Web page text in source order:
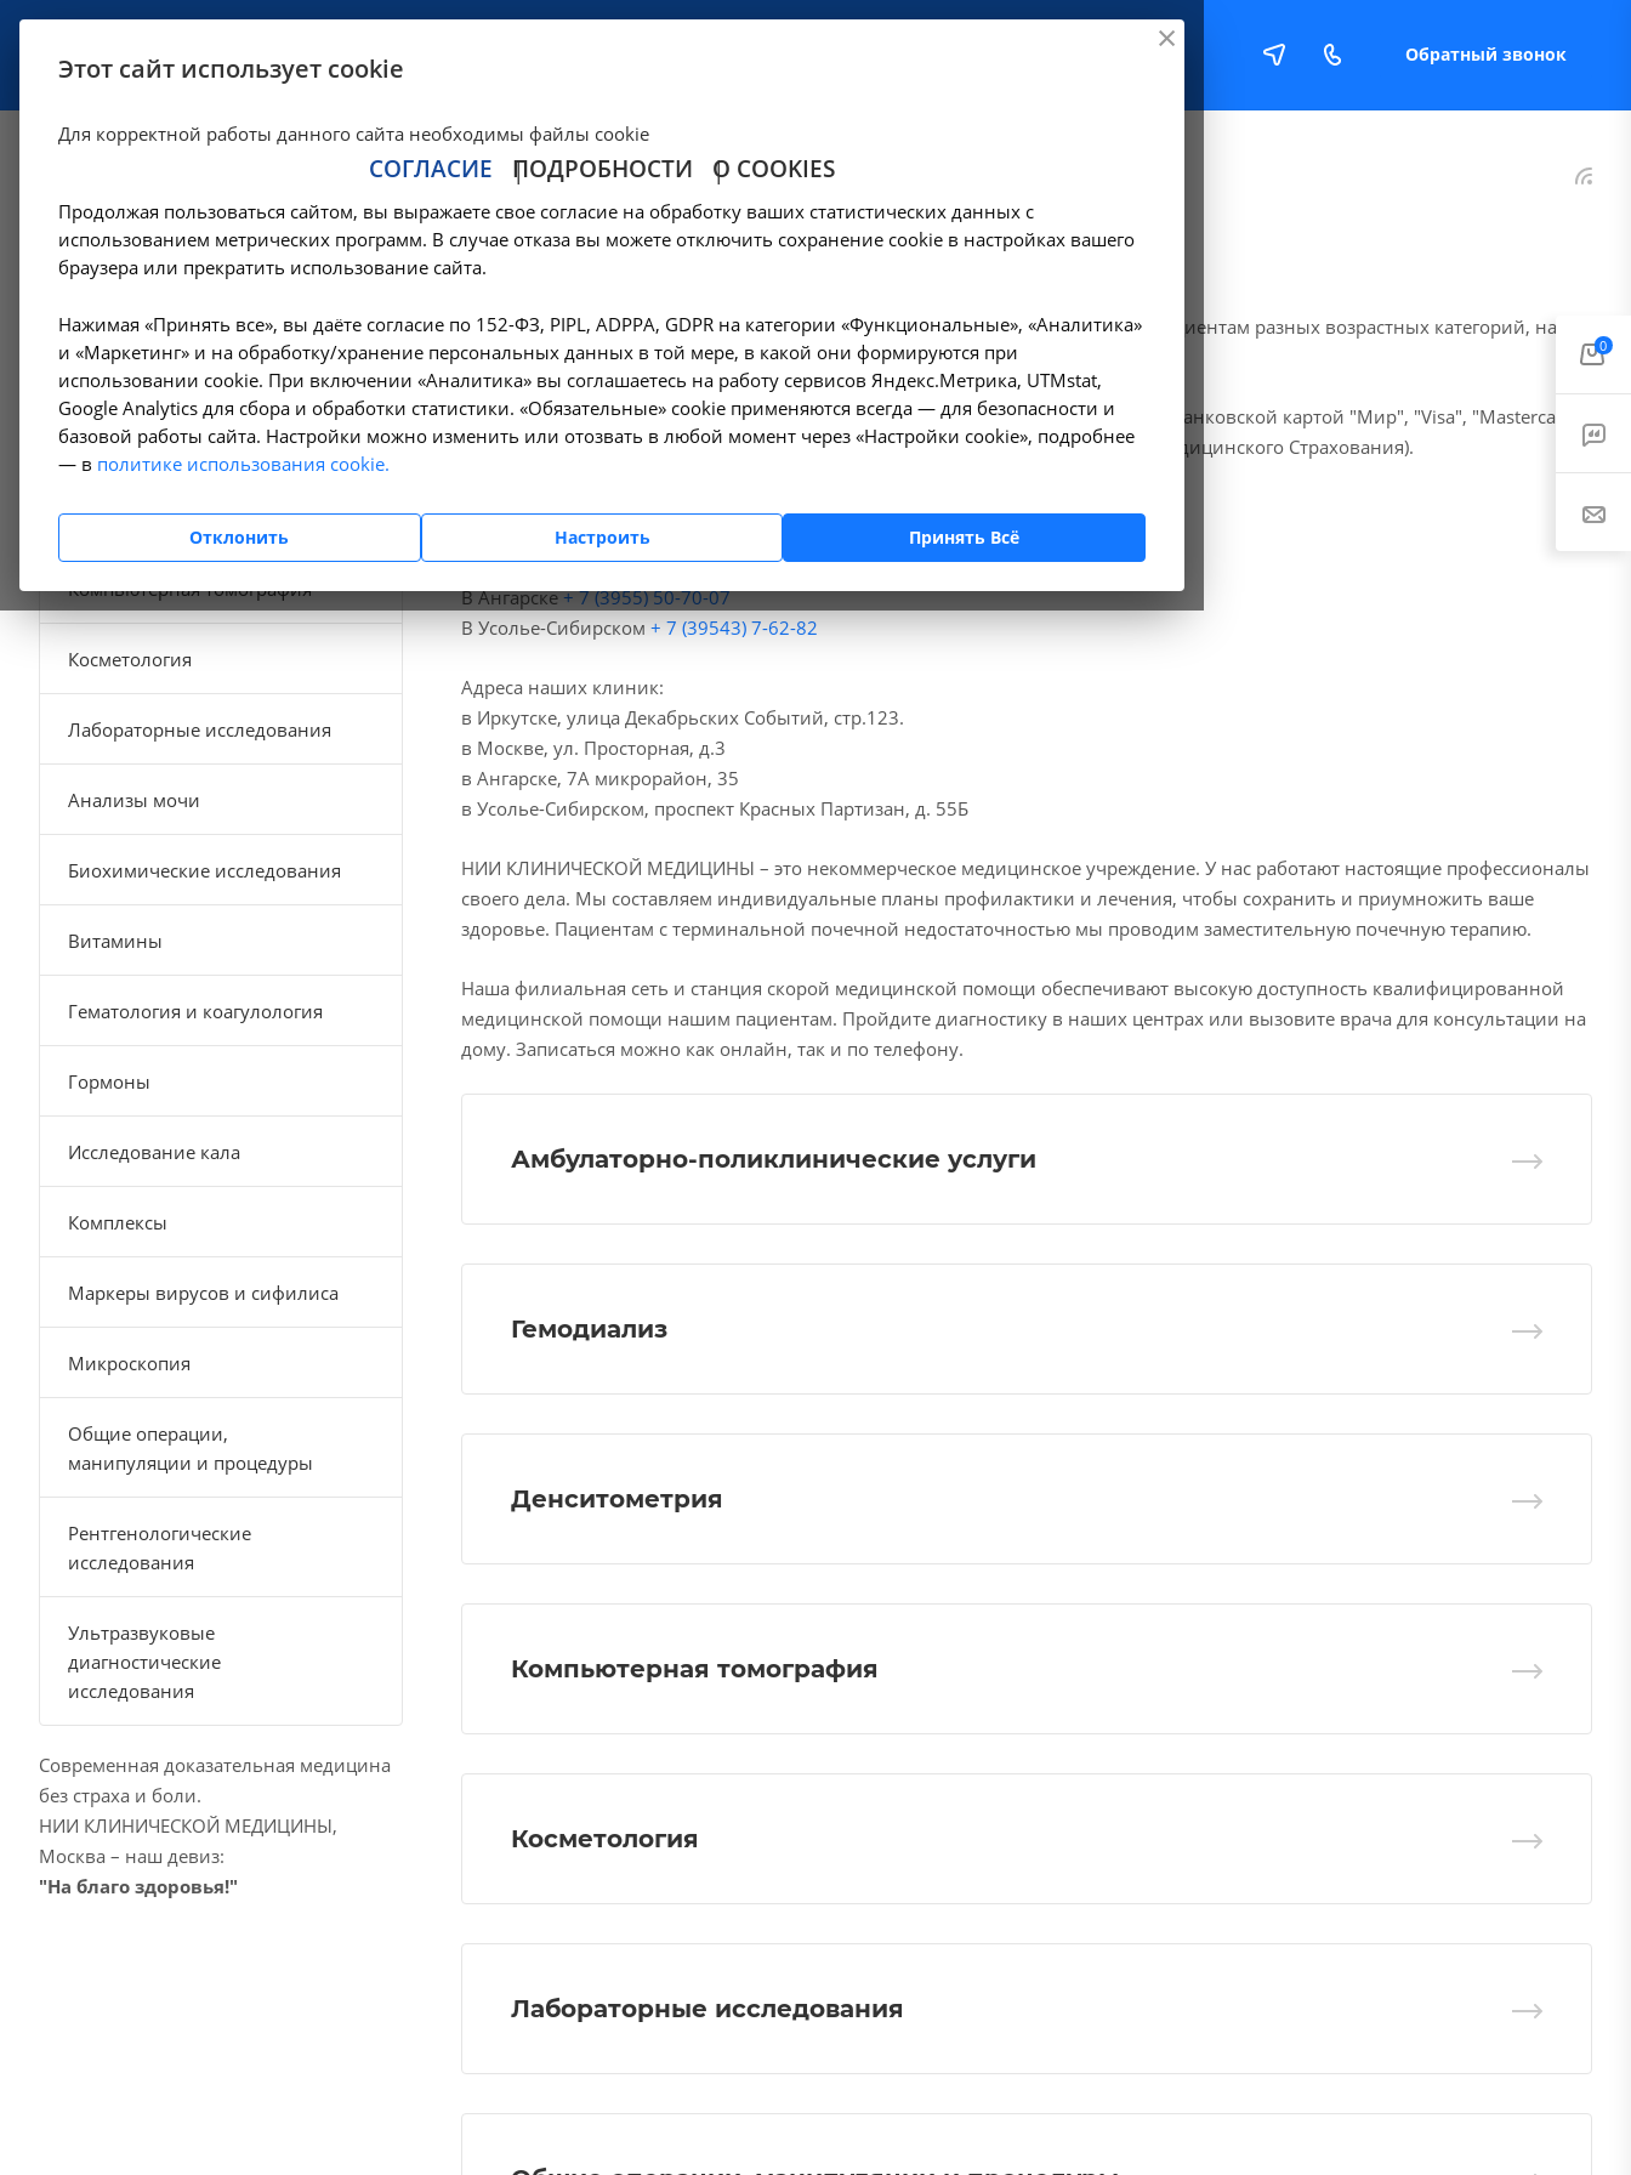
Обратный звонок
Цены
Цены в Москве
Больницы НИИ КЛИНИЧЕСКОЙ МЕДИЦИНЫ в Москве, предоставляют услуги пациентам разных возрастных категорий, наш
девиз: "На благо здоровья".
Оплатить услуги вы можете наличными денежными средствами в рублях или банковской картой "Мир", "Visa", "Mastercard".
В некоторых случаях возможна оплата услуг по полису ОМС (Обязательного Медицинского Страхования).
+ 7 (495) 320-77-97
В Иркутске+ 7 (3952) 28-04-44
В Ангарске+ 7 (3955) 50-70-07
В Усолье-Сибирском + 7 (39543) 7-62-82
Адреса наших клиник:
в Иркутске, улица Декабрьских Событий, стр.123.
в Москве, ул. Просторная, д.3
в Ангарске, 7А микрорайон, 35
в Усолье-Сибирском, проспект Красных Партизан, д. 55Б
НИИ КЛИНИЧЕСКОЙ МЕДИЦИНЫ – это некоммерческое медицинское учреждение. У нас работают настоящие профессионалы
своего дела. Мы составляем индивидуальные планы профилактики и лечения, чтобы сохранить и приумножить ваше
здоровье. Пациентам с терминальной почечной недостаточностью мы проводим заместительную почечную терапию.
Наша филиальная сеть и станция скорой медицинской помощи обеспечивают высокую доступность квалифицированной
медицинской помощи нашим пациентам. Пройдите диагностику в наших центрах или вызовите врача для консультации на
дому. Записаться можно как онлайн, так и по телефону.
Амбулаторно-поликлинические услуги
Гемодиализ
Денситометрия
Компьютерная томография
Косметология
Лабораторные исследования
Амбулаторно-
поликлинические услуги
Гемодиализ
Денситометрия
Компьютерная томография
Косметология
Лабораторные исследования
Анализы мочи
Биохимические исследования
Витамины
Гематология и коагулология
Гормоны
Исследование кала
Комплексы
Маркеры вирусов и сифилиса
Микроскопия
Общие операции,
манипуляции и процедуры
Рентгенологические
исследования
Ультразвуковые
диагностические
исследования
Современная доказательная медицина
без страха и боли.
НИИ КЛИНИЧЕСКОЙ МЕДИЦИНЫ,
Москва – наш девиз:
"На благо здоровья!"
0
Этот сайт использует cookie
Для корректной работы данного сайта необходимы файлы cookie
СОГЛАСИЕ ПОДРОБНОСТИ О COOKIES
Продолжая пользоваться сайтом, вы выражаете свое согласие на обработку ваших статистических данных с
использованием метрических программ. В случае отказа вы можете отключить сохранение cookie в настройках вашего
браузера или прекратить использование сайта.
Нажимая «Принять все», вы даёте согласие по 152-ФЗ, PIPL, ADPPA, GDPR на категории «Функциональные», «Аналитика»
и «Маркетинг» и на обработку/хранение персональных данных в той мере, в какой они формируются при
использовании cookie. При включении «Аналитика» вы соглашаетесь на работу сервисов Яндекс.Метрика, UTMstat,
Google Analytics для сбора и обработки статистики. «Обязательные» cookie применяются всегда — для безопасности и
базовой работы сайта. Настройки можно изменить или отозвать в любой момент через «Настройки cookie», подробнее
— в политике использования cookie.
Отклонить Настроить Принять Всё